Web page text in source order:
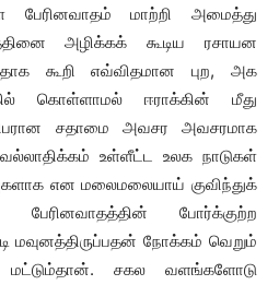
பேரினவாதம் மாற்றி அமைத்து
அழிக்கக் கூடிய ரசாயன
கூறி எவ்விதமான புற, அக
கொள்ளாமல் ஈராக்கின் மீது
சதாமை அவசர அவசரமாக
உள்ளீட்ட உலக நாடுகள்
என மலைமலையாய் குவிந்துக்
பேரினவாதத்தின் போர்க்குற்ற
மவுனத்திருப்பதன் நோக்கம் வெறும்
மட்டும்தான். சகல வளங்களோடு